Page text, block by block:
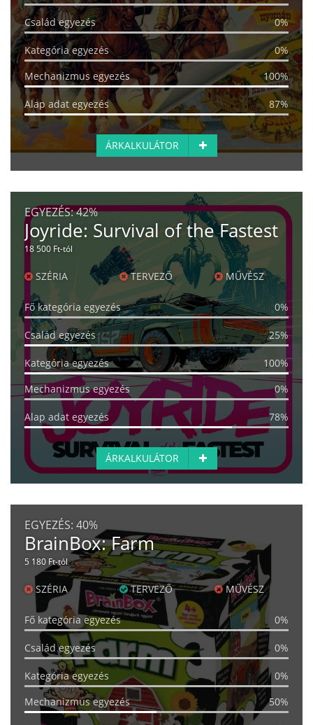
Család egyezés 0%
Kategória egyezés
0%
Mechanizmus egyezés
100%
Alap adat egyezés 87%
ÁRKALKULÁTOR
EGYEZÉS:42%
Joyride: Survival of the Fastest
18 500 Ft-tól
SZÉRIA TERVEZŐ MŰVÉSZ
Fő kategória egyezés 0%
Család egyezés 25%
Kategória egyezés
100%
Mechanizmus egyezés
0%
Alap adat egyezés 78%
ÁRKALKULÁTOR
EGYEZÉS: 40%
BrainBox: Farm
5 180 Ft-tól
SZÉRIA TERVEZŐ MŰVÉSZ
Fő kategória egyezés 0%
Család egyezés 0%
Kategória egyezés
0%
Mechanizmus egyezés
50%